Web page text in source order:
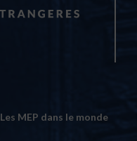
Les MEP dans le monde